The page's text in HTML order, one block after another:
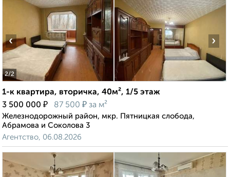
2/2
‹ ›
1-к квартира, вторичка, 40м², 1/5 этаж
3 500 000 ₽ 87 500 ₽ за м²
Железнодорожный район, мкр. Пятницкая слобода,
Абрамова и Соколова 3
Агентство, 06.08.2026